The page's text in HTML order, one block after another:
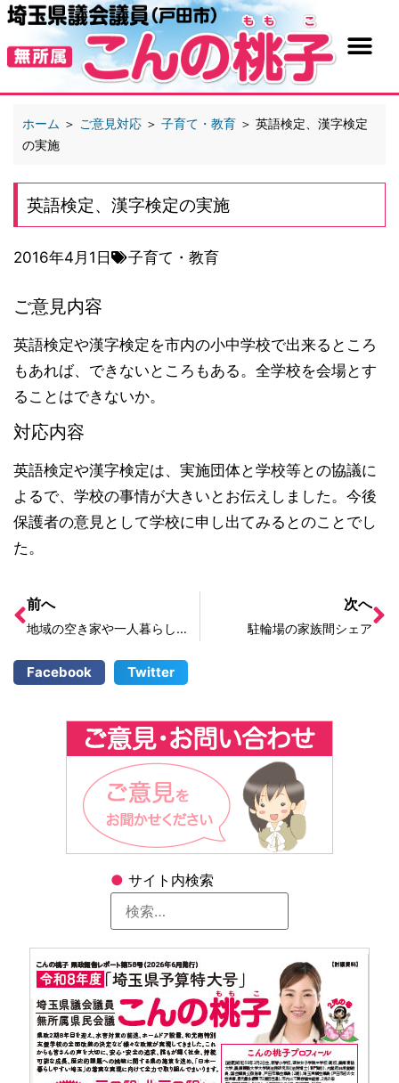
● サイト内検索
ホーム ＞ ご意見対応 ＞ 子育て・教育 ＞ 英語検定、漢字検定
の実施
英語検定、漢字検定の実施
2016年4月1日 子育て・教育
ご意見内容
英語検定や漢字検定を市内の小中学校で出来るところ
もあれば、できないところもある。全学校を会場とす
ることはできないか。
対応内容
英語検定や漢字検定は、実施団体と学校等との協議に
よるで、学校の事情が大きいとお伝えしました。今後
保護者の意見として学校に申し出てみるとのことでし
た。
前へ
地域の空き家や一人暮らし高齢者の情報
次へ
駐輪場の家族間シェア
Facebook Twitter